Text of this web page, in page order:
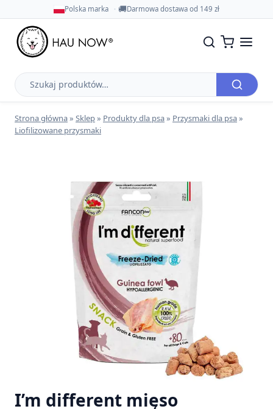
Polska marka 🚚Darmowa dostawa od 149 zł
Szukaj
produktów
Strona główna» Sklep» Produkty dla psa» Przysmaki dla psa»
Liofilizowane przysmaki
I’m different mięso